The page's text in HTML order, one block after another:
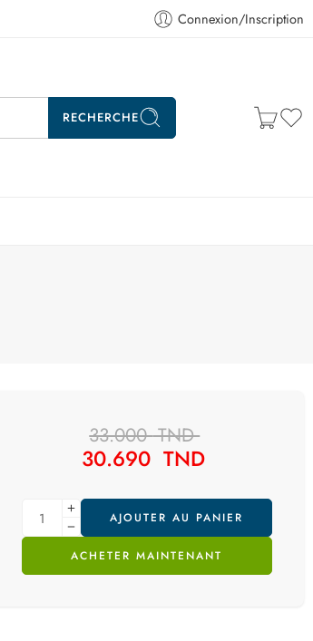
Connexion/Inscription
RECHERCHE
33.000TND
30.690 TND
AJOUTER AU PANIER
ACHETER MAINTENANT